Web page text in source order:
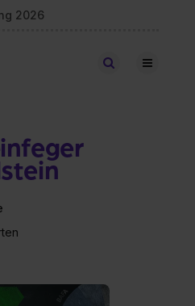
2026
Stellen finden